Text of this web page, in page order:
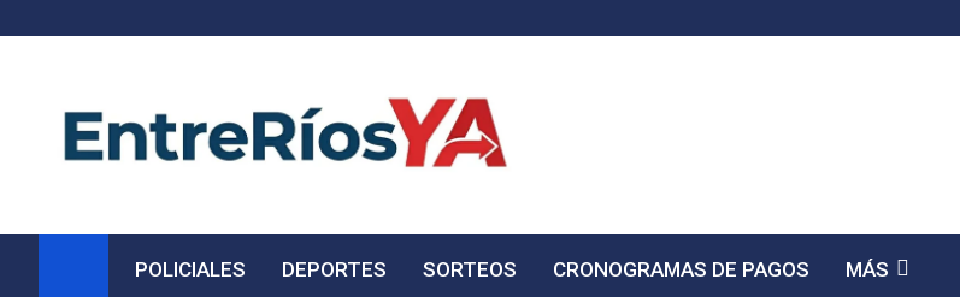
Noticias de Entre Ríos
POLICIALES DEPORTES SORTEOS CRONOGRAMAS DE PAGOS MÁS